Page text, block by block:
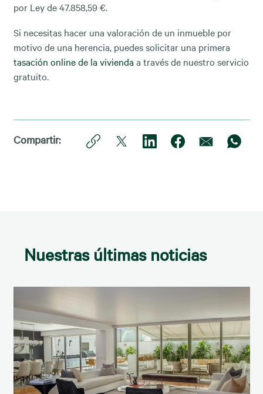
por Ley de 47.858,59 €.
Si necesitas hacer una valoración de un inmueble por
motivo de una herencia, puedes solicitar una primera
tasación online de la vivienda a través de nuestro servicio
gratuito.
Compartir:
Nuestras últimas noticias